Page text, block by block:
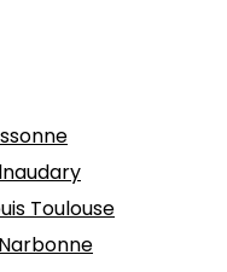
Toulouse